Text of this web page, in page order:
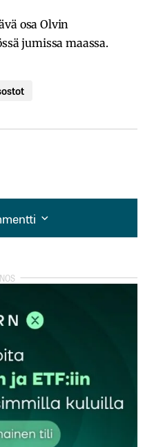
osa Olvin
jumissa maassa.
kirjautua
Pakolliset